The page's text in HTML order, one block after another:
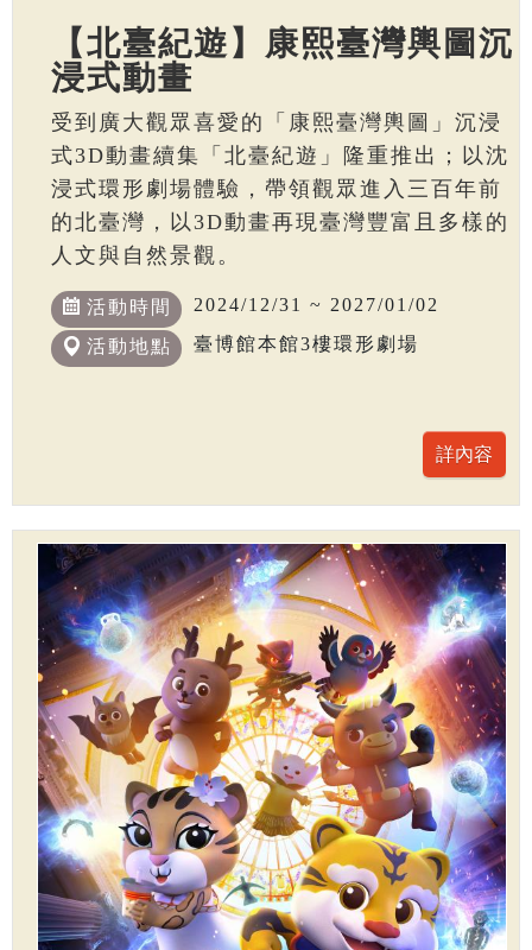
【北臺紀遊】康熙臺灣輿圖沉
浸式動畫
受到廣大觀眾喜愛的「康熙臺灣輿圖」沉浸
式3D動畫續集「北臺紀遊」隆重推出；以沈
浸式環形劇場體驗，帶領觀眾進入三百年前
的北臺灣，以3D動畫再現臺灣豐富且多樣的
人文與自然景觀。
活動時間 2024/12/31 ~ 2027/01/02
活動地點 臺博館本館3樓環形劇場